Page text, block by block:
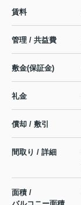
賃料
管理 / 共益費
敷金(保証金)
礼金
償却 / 敷引
間取り / 詳細
面積 /